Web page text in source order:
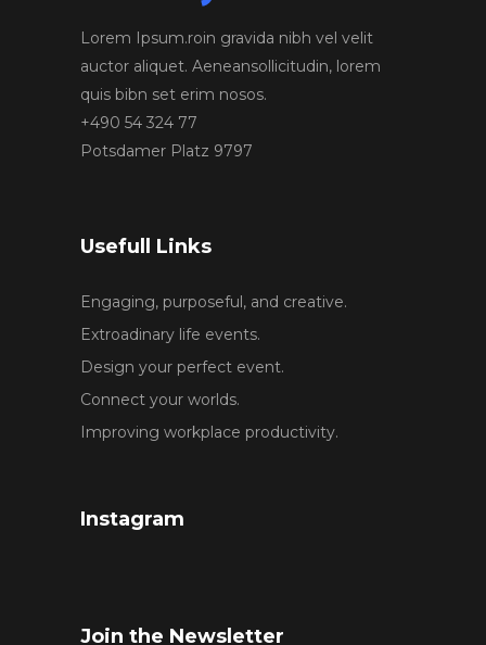
Lorem Ipsum.roin gravida nibh vel velit
auctor aliquet. Aeneansollicitudin, lorem
quis bibn set erim nosos.
+490 54 324 77
Potsdamer Platz 9797
Usefull Links
Engaging, purposeful, and creative.
Extroadinary life events.
Design your perfect event.
Connect your worlds.
Improving workplace productivity.
Instagram
Join the Newsletter